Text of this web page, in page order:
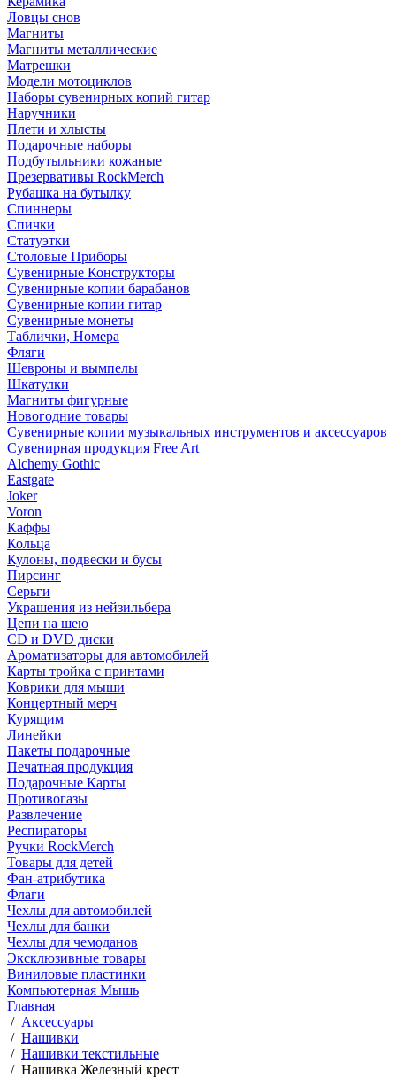
Ловцы снов
Магниты
Магниты металлические
Матрешки
Модели мотоциклов
Наборы сувенирных копий гитар
Наручники
Плети и хлысты
Подарочные наборы
Подбутыльники кожаные
Презервативы RockMerch
Рубашка на бутылку
Спиннеры
Спички
Статуэтки
Столовые Приборы
Сувенирные Конструкторы
Сувенирные копии барабанов
Сувенирные копии гитар
Сувенирные монеты
Таблички, Номера
Фляги
Шевроны и вымпелы
Шкатулки
Магниты фигурные
Новогодние товары
Сувенирные копии музыкальных инструментов и аксессуаров
Сувенирная продукция Free Art
Alchemy Gothic
Eastgate
Joker
Voron
Каффы
Кольца
Кулоны, подвески и бусы
Пирсинг
Серьги
Украшения из нейзильбера
Цепи на шею
CD и DVD диски
Ароматизаторы для автомобилей
Карты тройка с принтами
Коврики для мыши
Концертный мерч
Курящим
Линейки
Пакеты подарочные
Печатная продукция
Подарочные Карты
Противогазы
Развлечение
Респираторы
Ручки RockMerch
Товары для детей
Фан-атрибутика
Флаги
Чехлы для автомобилей
Чехлы для банки
Чехлы для чемоданов
Эксклюзивные товары
Виниловые пластинки
Компьютерная Мышь
Главная
/ Аксессуары
/ Нашивки
/ Нашивки текстильные
/ Нашивка Железный крест